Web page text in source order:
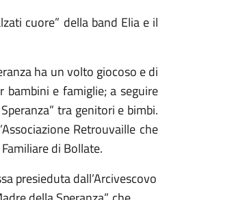
cuore” della band Elia e il
ha un volto giocoso e di
e famiglie; a seguire
tra genitori e bimbi.
Retrouvaille che
di Bollate.
presieduta dall’Arcivescovo